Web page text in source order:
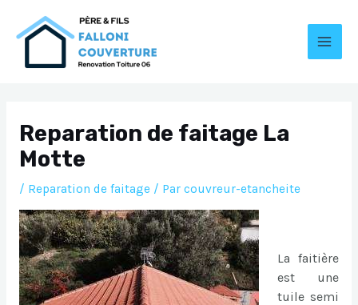
Reparation de faitage La
Motte
/ Reparation de faitage/ Par couvreur-etancheite
La faitière
est une
tuile semi